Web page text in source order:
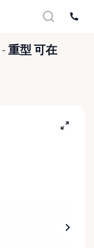
- 重型 可在